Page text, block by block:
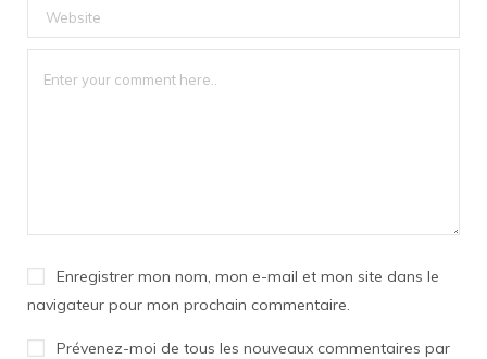
Enregistrer mon nom, mon e-mail et mon site dans le
navigateur pour mon prochain commentaire.
Prévenez-moi de tous les nouveaux commentaires par